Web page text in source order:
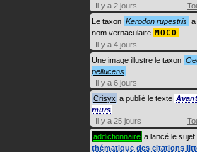
Il y a 2 jours
Le taxon Kerodon rupestris a
nom vernaculaire MOCO
Il y a 4 jours
Une image illustre le taxon
pellucens
Il y a 6 jours
Crisyx a publié le texte
murs
Il y a 25 jours
addictionnaire a lancé le sujet
thématique des citations